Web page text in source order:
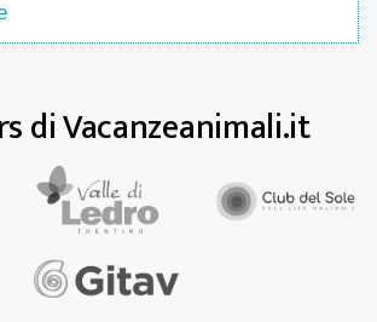
di Vacanzeanimali.it